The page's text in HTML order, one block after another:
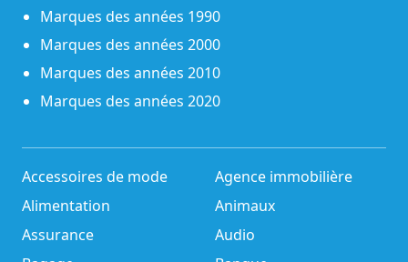
Marques des années 1990
Marques des années 2000
Marques des années 2010
Marques des années 2020
Accessoires de mode
Agence immobilière
Alimentation
Animaux
Assurance
Audio